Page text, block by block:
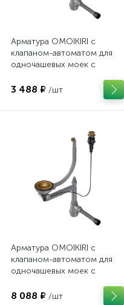
Арматура OMOIKIRI с
клапаном-автоматом для
одночашевых моек с
R-A
3 488 ₽ /шт
Арматура OMOIKIRI с
клапаном-автоматом для
одночашевых моек с
CL-R-A
8 088 ₽ /шт